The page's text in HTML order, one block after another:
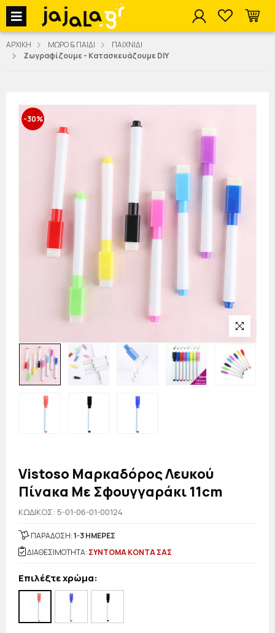
jajala Menu
ΑΡΧΙΚΗ ΜΩΡΟ & ΠΑΙΔΙ
ΠΑΙΧΝΙΔΙ
Ζωγραφίζουμε - Κατασκευάζουμε DIY
-30%
Vistoso Μαρκαδόρος Λευκού
Πίνακα Με Σφουγγαράκι 11cm
KΩΔΙΚΟΣ: 5-01-06-01-00124
ΠΑΡΑΔΟΣΗ:1-3 ΗΜΕΡΕΣ
ΔΙΑΘΕΣΙΜΟΤΗΤΑ: ΣΥΝΤΟΜΑ ΚΟΝΤΑ ΣΑΣ
Επιλέξτε χρώμα: